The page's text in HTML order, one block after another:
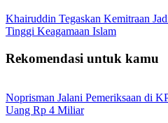
Khairuddin Tegaskan Kemitraan
Tinggi Keagamaan Islam
Rekomendasi untuk kamu
Noprisman Jalani Pemeriksaan di
Uang Rp 4 Miliar